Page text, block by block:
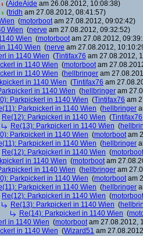
(AideAide am 26.08.2012, 10:08:38)
(tridh am 27.08.2012, 08:41:57)
(motorbootam 27.08.2012, 09:02:42)
Wien (nerve am 27.08.2012, 09:32:52)
Wien (motorbootam 27.08.2012,
1140 Wien (nerve am 27.08.2012,
in 1140 Wien (Tintifax76 am 27.08.2012,
in 1140 Wien (motorbootam
in 1140 Wien (hellbringer am
in 1140 Wien (Tintifax76 am
in 1140 Wien (hellbringer am
Parkpickerl in 1140 Wien (Tintifax76 am
Parkpickerl in 1140 Wien (hellbringer
Re(12): Parkpickerl in 1140 Wien (Tintifax76
Re(13): Parkpickerl in 1140 Wien (
Parkpickerl in 1140 Wien (motorbootam
Parkpickerl in 1140 Wien (hellbringer
Re(12): Parkpickerl in 1140 Wien (motorboot
in 1140 Wien (motorbootam
in 1140 Wien (hellbringer am
Parkpickerl in 1140 Wien (motorbootam
Parkpickerl in 1140 Wien (hellbringer
Re(12): Parkpickerl in 1140 Wien (motorboot
Re(13): Parkpickerl in 1140 Wien (
Re(14): Parkpickerl in 1140 Wien (
in 1140 Wien (motorbootam 27.08.2012,
in 1140 Wien (Wizard51 am